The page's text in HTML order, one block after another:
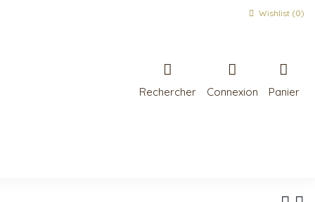
Wishlist (0)
Rechercher Connexion Panier